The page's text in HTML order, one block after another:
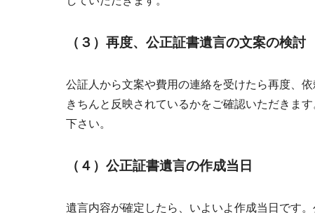
（３）再度、公正証書遺言の文案の検討
公証人から文案や費用の連絡を受けたら再度、
きちんと反映されているかをご確認いただきま
下さい。
（４）公正証書遺言の作成当日
遺言内容が確定したら、いよいよ作成当日です。